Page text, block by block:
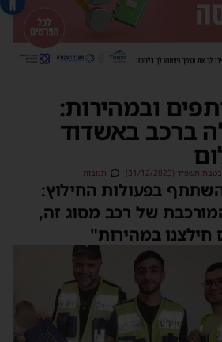
ובמהירות:
ברכב באשדוד
תשפ״ד (31/12/2023) תגובות
בפעולות החילוץ:
של רכב מסוג זה,
במהירות"